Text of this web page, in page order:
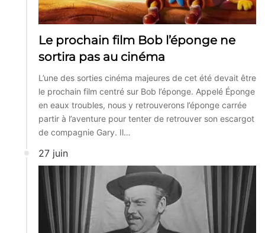
Le prochain film Bob l’éponge ne
sortira pas au cinéma
L’une des sorties cinéma majeures de cet été devait être
le prochain film centré sur Bob l’éponge. Appelé Éponge
en eaux troubles, nous y retrouverons l’éponge carrée
partir à l’aventure pour tenter de retrouver son escargot
de compagnie Gary. Il…
27 juin